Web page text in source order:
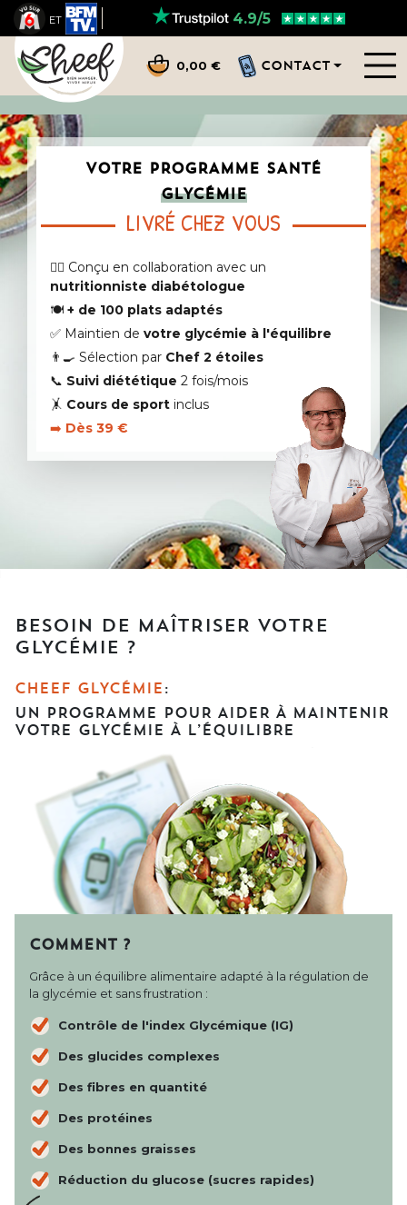
ET 4.9/5
0,00 € CONTACT
VOTRE PROGRAMME SANTÉ
GLYCÉMIE
LIVRÉ CHEZ VOUS
👨‍⚕️ Conçu en collaboration avec un
nutritionniste diabétologue
🍽️ + de 100 plats adaptés
✅ Maintien de votre glycémie à l'équilibre
👨‍🍳 Sélection par Chef 2 étoiles
📞 Suivi diététique 2 fois/mois
🤸 Cours de sport inclus
➡️ Dès 39 €
BESOIN DE MAÎTRISER VOTRE
GLYCÉMIE ?
CHEEF GLYCÉMIE :
UN PROGRAMME POUR AIDER À MAINTENIR
VOTRE GLYCÉMIE À L’ÉQUILIBRE
COMMENT ?
Grâce à un équilibre alimentaire adapté à la régulation de
la glycémie et sans frustration :
Contrôle de l'index Glycémique (IG)
Des glucides complexes
Des fibres en quantité
Des protéines
Des bonnes graisses
Réduction du glucose (sucres rapides)